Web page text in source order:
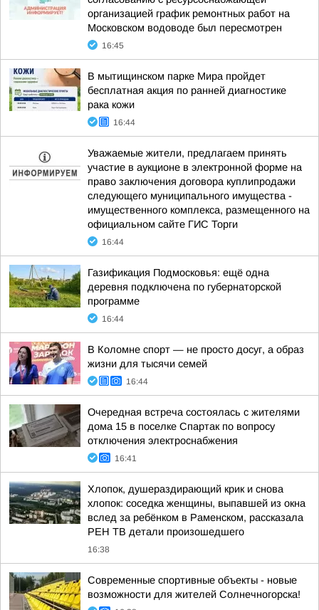
организацией график ремонтных работ на
Московском водоводе был пересмотрен
16:45
В мытищинском парке Мира пройдет
бесплатная акция по ранней диагностике
рака кожи
16:44
Уважаемые жители, предлагаем принять
участие в аукционе в электронной форме на
право заключения договора куплипродажи
следующего муниципального имущества -
имущественного комплекса, размещенного на
официальном сайте ГИС Торги
16:44
Газификация Подмосковья: ещё одна
деревня подключена по губернаторской
программе
16:44
В Коломне спорт — не просто досуг, а образ
жизни для тысячи семей
16:44
Очередная встреча состоялась с жителями
дома 15 в поселке Спартак по вопросу
отключения электроснабжения
16:41
Хлопок, душераздирающий крик и снова
хлопок: соседка женщины, выпавшей из окна
вслед за ребёнком в Раменском, рассказала
РЕН ТВ детали произошедшего
16:38
Современные спортивные объекты - новые
возможности для жителей Солнечногорска!